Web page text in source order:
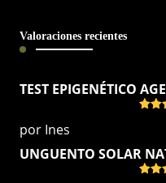
Valoraciones recientes
TEST EPIGENÉTICO
por Ines
UNGUENTO SOLAR